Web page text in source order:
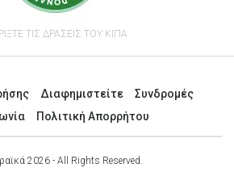
ΤΙΣ ΔΡΑΣΕΙΣ ΤΟΥ ΚΙΠΑ
Διαφημιστείτε
Συνδρομές
Πολιτική Απορρήτου
2026 - All Rights Reserved.